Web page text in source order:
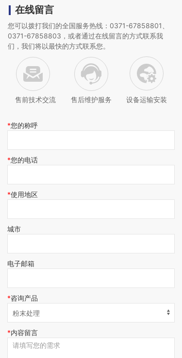
您的称呼
您的电话
使用地区
城市
电子邮箱
咨询产品
内容留言
在线留言
售前技术交流 设备运输安装
售后维护服务
您可以拨打我们的全国服务热线：0371-67858801、
0371-67858803，或者通过在线留言的方式联系我
们，我们将以最快的方式联系您。